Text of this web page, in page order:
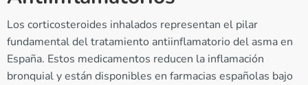
Los corticosteroides inhalados representan el pilar
fundamental del tratamiento antiinflamatorio del asma en
España. Estos medicamentos reducen la inflamación
bronquial y están disponibles en farmacias españolas bajo